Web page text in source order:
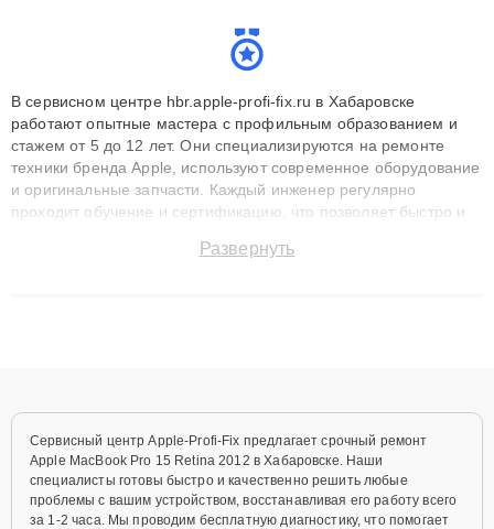
В сервисном центре hbr.apple-profi-fix.ru в Хабаровске
работают опытные мастера с профильным образованием и
стажем от 5 до 12 лет. Они специализируются на ремонте
техники бренда Apple, используют современное оборудование
и оригинальные запчасти. Каждый инженер регулярно
проходит обучение и сертификацию, что позволяет быстро и
сохранением гарантии до 3 лет. Наши мастера решают
Развернуть
Сервисный центр Apple-Profi-Fix предлагает срочный ремонт
Apple MacBook Pro 15 Retina 2012 в Хабаровске. Наши
специалисты готовы быстро и качественно решить любые
проблемы с вашим устройством, восстанавливая его работу всего
за 1-2 часа. Мы проводим бесплатную диагностику, что помогает